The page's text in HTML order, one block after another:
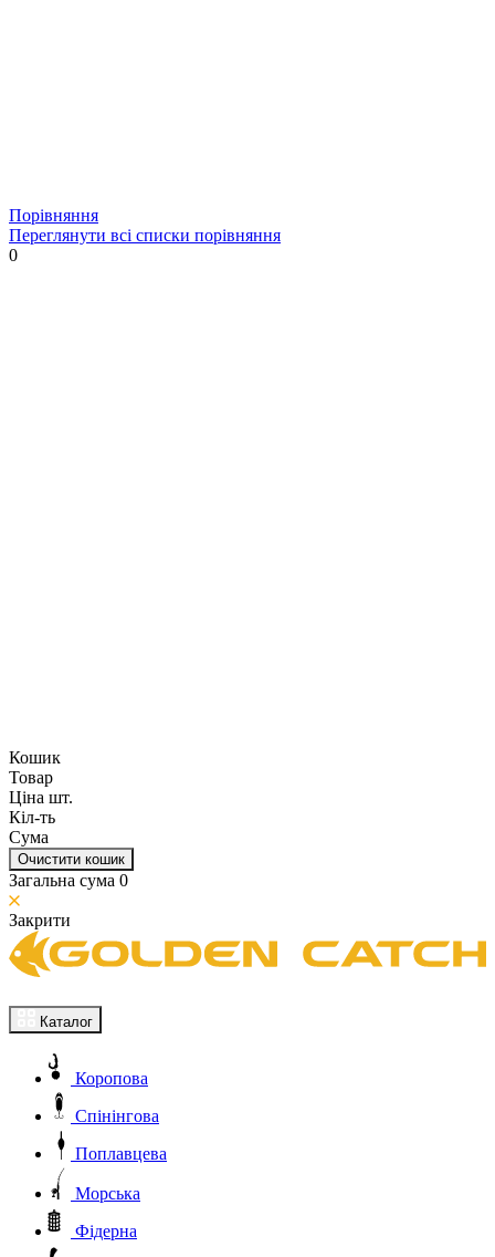
Порівняння
Переглянути всі списки порівняння
0
Кошик
Товар
Ціна шт.
Кіл-ть
Сума
Очистити кошик
Загальна сума 0
Закрити
Каталог
Коропова
Спінінгова
Поплавцева
Морська
Фідерна